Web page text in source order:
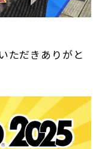
ただきありがと